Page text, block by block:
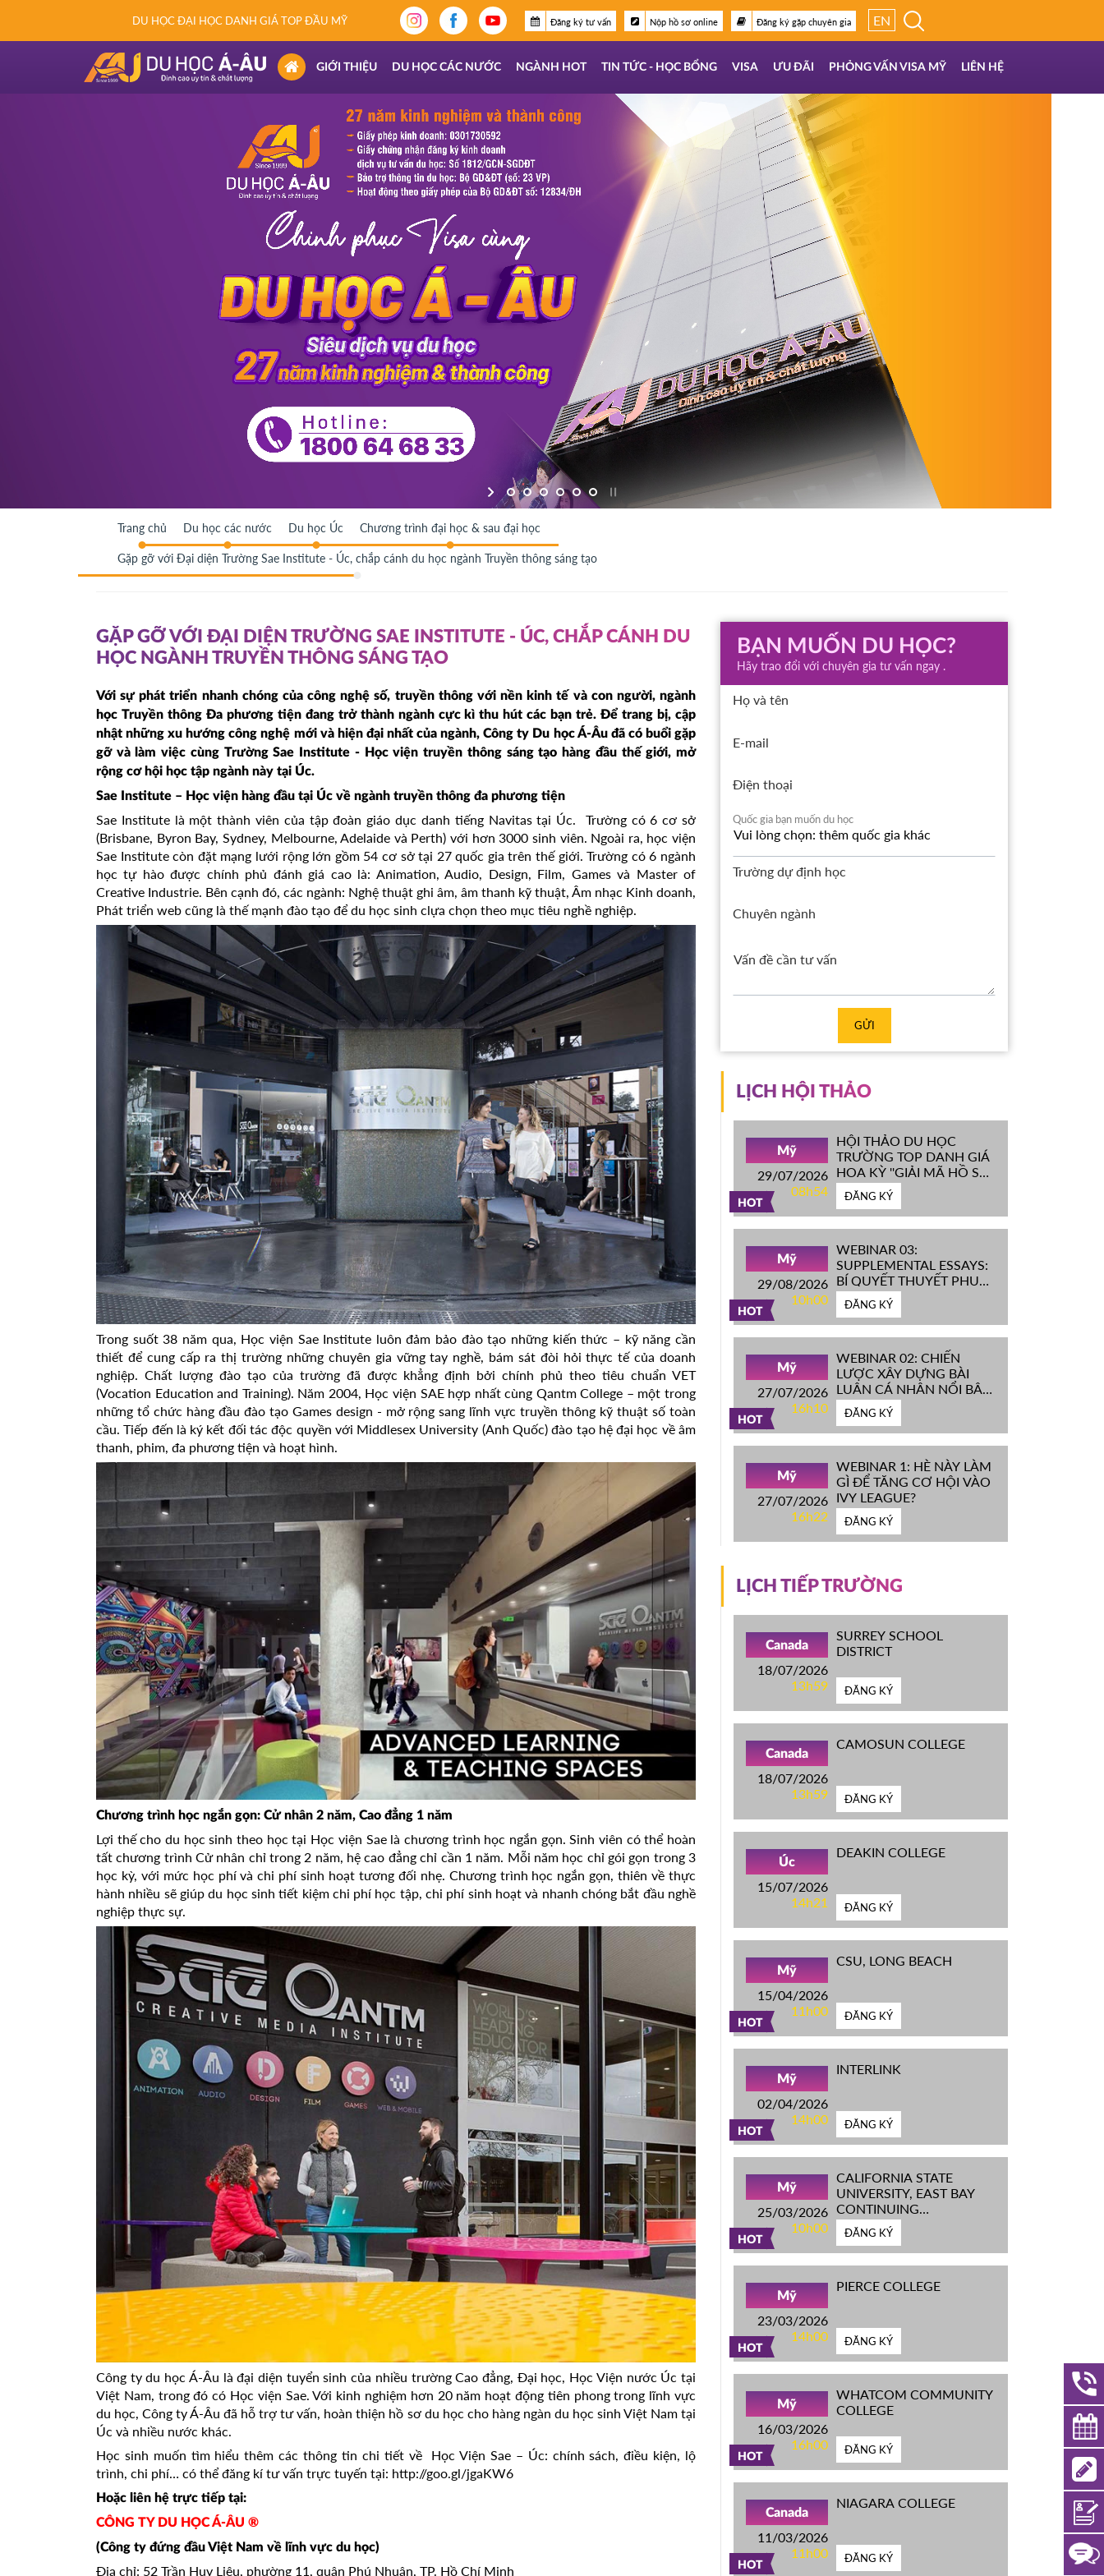
DU HỌC ĐẠI HỌC DANH GIÁ TOP ĐẦU MỸ Đăng ký tư vấn Nộp hồ sơ online Đăng ký gặp chuyên gia EN
(CURRENT)
GIỚI THIỆU DU HỌC CÁC NƯỚC NGÀNH HOT TIN TỨC - HỌC BỔNG VISA ƯU ĐÃI PHỎNG VẤN VISA MỸ LIÊN HỆ
Trang chủ Du học các nước Du học Úc Chương trình đại học & sau đại học
Gặp gỡ với Đại diện Trường Sae Institute - Úc, chắp cánh du học ngành Truyền thông sáng tạo
GẶP GỠ VỚI ĐẠI DIỆN TRƯỜNG SAE INSTITUTE - ÚC, CHẮP CÁNH DU
HỌC NGÀNH TRUYỀN THÔNG SÁNG TẠO
Với sự phát triển nhanh chóng của công nghệ số, truyền thông với nền kinh tế và con người, ngành
học Truyền thông Đa phương tiện đang trở thành ngành cực kì thu hút các bạn trẻ. Để trang bị, cập
nhật những xu hướng công nghệ mới và hiện đại nhất của ngành, Công ty Du học Á-Âu đã có buổi gặp
gỡ và làm việc cùng Trường Sae Institute - Học viện truyền thông sáng tạo hàng đầu thế giới, mở
rộng cơ hội học tập ngành này tại Úc.
Sae Institute – Học viện hàng đầu tại Úc về ngành truyền thông đa phương tiện
Sae Institute là một thành viên của tập đoàn giáo dục danh tiếng Navitas tại Úc. Trường có 6 cơ sở
(Brisbane, Byron Bay, Sydney, Melbourne, Adelaide và Perth) với hơn 3000 sinh viên. Ngoài ra, học viện
Sae Institute còn đặt mạng lưới rộng lớn gồm 54 cơ sở tại 27 quốc gia trên thế giới. Trường có 6 ngành
học tự hào được chính phủ đánh giá cao là: Animation, Audio, Design, Film, Games và Master of
Creative Industrie. Bên cạnh đó, các ngành: Nghệ thuật ghi âm, âm thanh kỹ thuật, Âm nhạc Kinh doanh,
Phát triển web cũng là thế mạnh đào tạo để du học sinh clựa chọn theo mục tiêu nghề nghiệp.
Trong suốt 38 năm qua, Học viện Sae Institute luôn đảm bảo đào tạo những kiến thức – kỹ năng cần
thiết để cung cấp ra thị trường những chuyên gia vững tay nghề, bám sát đòi hỏi thực tế của doanh
nghiệp. Chất lượng đào tạo của trường đã được khẳng định bởi chính phủ theo tiêu chuẩn VET
(Vocation Education and Training). Năm 2004, Học viện SAE hợp nhất cùng Qantm College – một trong
những tổ chức hàng đầu đào tạo Games design - mở rộng sang lĩnh vực truyền thông kỹ thuật số toàn
cầu. Tiếp đến là ký kết đối tác độc quyền với Middlesex University (Anh Quốc) đào tạo hệ đại học về âm
thanh, phim, đa phương tiện và hoạt hình.
Chương trình học ngắn gọn: Cử nhân 2 năm, Cao đẳng 1 năm
Lợi thế cho du học sinh theo học tại Học viện Sae là chương trình học ngắn gọn. Sinh viên có thể hoàn
tất chương trình Cử nhân chỉ trong 2 năm, hệ cao đẳng chỉ cần 1 năm. Mỗi năm học chỉ gói gọn trong 3
học kỳ, với mức học phí và chi phí sinh hoạt tương đối nhẹ. Chương trình học ngắn gọn, thiên về thực
hành nhiều sẽ giúp du học sinh tiết kiệm chi phí học tập, chi phí sinh hoạt và nhanh chóng bắt đầu nghề
nghiệp thực sự.
Công ty du học Á-Âu là đại diện tuyển sinh của nhiều trường Cao đẳng, Đại học, Học Viện nước Úc tại
Việt Nam, trong đó có Học viện Sae. Với kinh nghiệm hơn 20 năm hoạt động tiên phong trong lĩnh vực
du học, Công ty Á-Âu đã hỗ trợ tư vấn, hoàn thiện hồ sơ du học cho hàng ngàn du học sinh Việt Nam tại
Úc và nhiều nước khác.
Học sinh muốn tìm hiểu thêm các thông tin chi tiết về Học Viện Sae – Úc: chính sách, điều kiện, lộ
trình, chi phí… có thể đăng kí tư vấn trực tuyến tại: http://goo.gl/jgaKW6
Hoặc liên hệ trực tiếp tại:
CÔNG TY DU HỌC Á-ÂU ®
(Công ty đứng đầu Việt Nam về lĩnh vực du học)
Địa chỉ: 52 Trần Huy Liệu, phường 11, quận Phú Nhuận, TP. Hồ Chí Minh
BẠN MUỐN DU HỌC?
Hãy trao đổi với chuyên gia tư vấn ngay .
Họ và tên
E-mail
Điện thoại
Quốc gia bạn muốn du học
Trường dự định học
Chuyên ngành
GỬI
LỊCH HỘI THẢO
HOT
Mỹ
29/07/2026
08h54
HỘI THẢO DU HỌC
TRƯỜNG TOP DANH GIÁ
HOA KỲ ''GIẢI MÃ HỒ SƠ
IVY LEAGUE''
ĐĂNG KÝ
HOT
Mỹ
29/08/2026
10h00
WEBINAR 03:
SUPPLEMENTAL ESSAYS:
BÍ QUYẾT THUYẾT PHỤC
HỘI ĐỒNG TUYỂN SINH
ĐH TOP ĐẦU MỸ
ĐĂNG KÝ
HOT
Mỹ
27/07/2026
16h10
WEBINAR 02: CHIẾN
LƯỢC XÂY DỰNG BÀI
LUẬN CÁ NHÂN NỔI BẬT
CHINH PHỤC ĐH TOP
ĐẦU MỸ
ĐĂNG KÝ
Mỹ
27/07/2026
16h22
WEBINAR 1: HÈ NÀY LÀM
GÌ ĐỂ TĂNG CƠ HỘI VÀO
IVY LEAGUE?
ĐĂNG KÝ
LỊCH TIẾP TRƯỜNG
Canada
18/07/2026
13h59
SURREY SCHOOL
DISTRICT
ĐĂNG KÝ
Canada
18/07/2026
13h59
CAMOSUN COLLEGE
ĐĂNG KÝ
Úc
15/07/2026
14h21
DEAKIN COLLEGE
ĐĂNG KÝ
HOT
Mỹ
15/04/2026
11h00
CSU, LONG BEACH
ĐĂNG KÝ
HOT
Mỹ
02/04/2026
14h00
INTERLINK
ĐĂNG KÝ
HOT
Mỹ
25/03/2026
10h00
CALIFORNIA STATE
UNIVERSITY, EAST BAY
CONTINUING
EDUCATION
ĐĂNG KÝ
HOT
Mỹ
23/03/2026
14h00
PIERCE COLLEGE
ĐĂNG KÝ
HOT
Mỹ
16/03/2026
16h00
WHATCOM COMMUNITY
COLLEGE
ĐĂNG KÝ
HOT
Canada
11/03/2026
11h00
NIAGARA COLLEGE
ĐĂNG KÝ